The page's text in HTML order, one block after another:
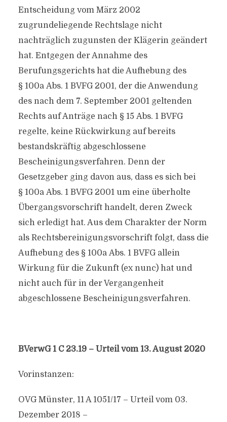
Entscheidung vom März 2002
zugrundeliegende Rechtslage nicht
nachträglich zugunsten der Klägerin geändert
hat. Entgegen der Annahme des
Berufungsgerichts hat die Aufhebung des
§ 100a Abs. 1 BVFG 2001, der die Anwendung
des nach dem 7. September 2001 geltenden
Rechts auf Anträge nach § 15 Abs. 1 BVFG
regelte, keine Rückwirkung auf bereits
bestandskräftig abgeschlossene
Bescheinigungsverfahren. Denn der
Gesetzgeber ging davon aus, dass es sich bei
§ 100a Abs. 1 BVFG 2001 um eine überholte
Übergangsvorschrift handelt, deren Zweck
sich erledigt hat. Aus dem Charakter der Norm
als Rechtsbereinigungsvorschrift folgt, dass die
Aufhebung des § 100a Abs. 1 BVFG allein
Wirkung für die Zukunft (ex nunc) hat und
nicht auch für in der Vergangenheit
abgeschlossene Bescheinigungsverfahren.
BVerwG 1 C 23.19 – Urteil vom 13. August 2020
Vorinstanzen:
OVG Münster, 11 A 1051/17 – Urteil vom 03.
Dezember 2018 –